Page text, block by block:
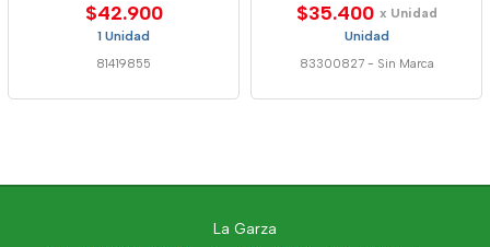
$42.900
1 Unidad
81419855
$35.400 x Unidad
Unidad
83300827 - Sin Marca
La Garza